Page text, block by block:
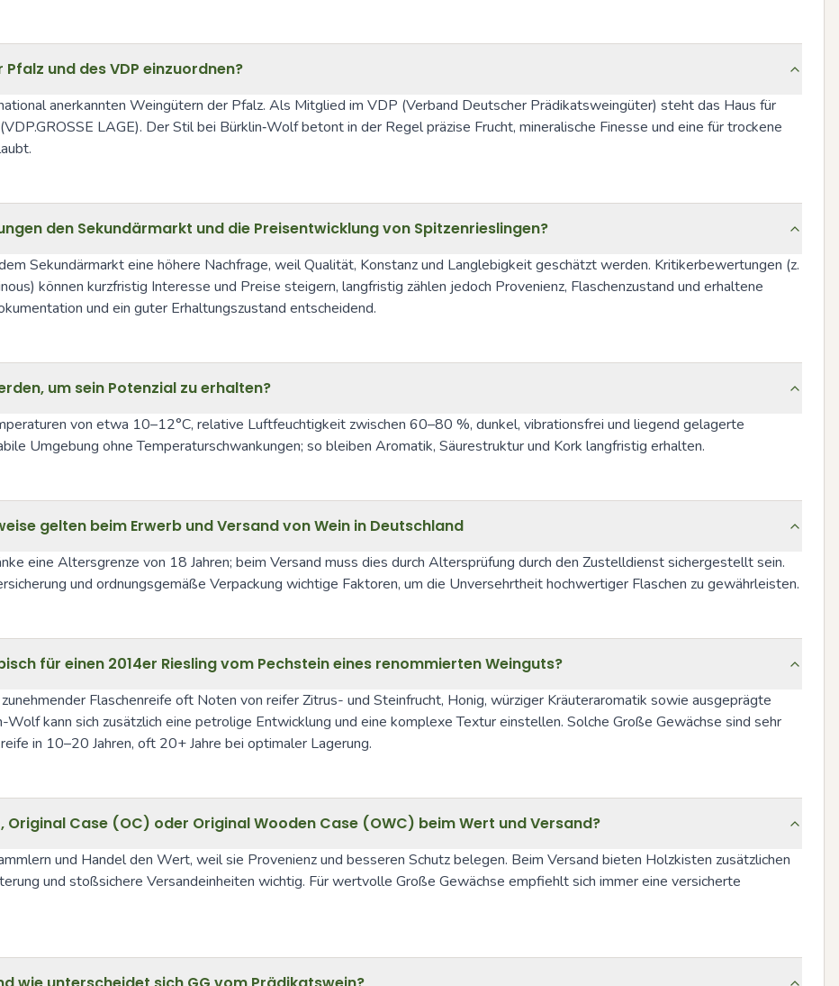
und des VDP einzuordnen?
anerkannten Weingütern der Pfalz. Als Mitglied im VDP (Verband Deutscher Prädikatsweingüter) steht das Haus für
LAGE). Der Stil bei Bürklin‑Wolf betont in der Regel präzise Frucht, mineralische Finesse und eine für trockene
den Sekundärmarkt und die Preisentwicklung von Spitzenrieslingen?
Sekundärmarkt eine höhere Nachfrage, weil Qualität, Konstanz und Langlebigkeit geschätzt werden. Kritikerbewertungen (z.
können kurzfristig Interesse und Preise steigern, langfristig zählen jedoch Provenienz, Flaschenzustand und erhaltene
und ein guter Erhaltungszustand entscheidend.
um sein Potenzial zu erhalten?
von etwa 10–12°C, relative Luftfeuchtigkeit zwischen 60–80 %, dunkel, vibrationsfrei und liegend gelagerte
Umgebung ohne Temperaturschwankungen; so bleiben Aromatik, Säurestruktur und Kork langfristig erhalten.
gelten beim Erwerb und Versand von Wein in Deutschland
eine Altersgrenze von 18 Jahren; beim Versand muss dies durch Altersprüfung durch den Zustelldienst sichergestellt sein.
und ordnungsgemäße Verpackung wichtige Faktoren, um die Unversehrtheit hochwertiger Flaschen zu gewährleisten.
für einen 2014er Riesling vom Pechstein eines renommierten Weinguts?
Flaschenreife oft Noten von reifer Zitrus- und Steinfrucht, Honig, würziger Kräuteraromatik sowie ausgeprägte
kann sich zusätzlich eine petrolige Entwicklung und eine komplexe Textur einstellen. Solche Große Gewächse sind sehr
in 10–20 Jahren, oft 20+ Jahre bei optimaler Lagerung.
Original Case (OC) oder Original Wooden Case (OWC) beim Wert und Versand?
und Handel den Wert, weil sie Provenienz und besseren Schutz belegen. Beim Versand bieten Holzkisten zusätzlichen
und stoßsichere Versandeinheiten wichtig. Für wertvolle Große Gewächse empfiehlt sich immer eine versicherte